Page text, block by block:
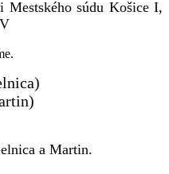
Mestského súdu Košice I,
a Martin.